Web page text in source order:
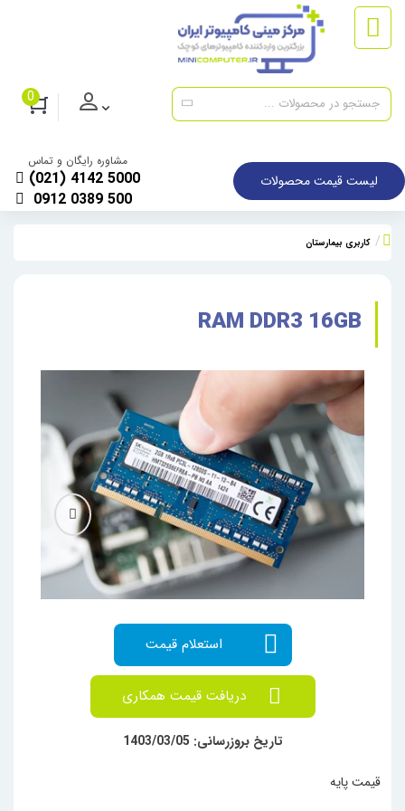
0
لیست قیمت محصولات
مشاوره رایگان و تماس
(021) 4142 5000
0912 0389 500
کاربری بیمارستان
RAM DDR3 16GB
قیمت پایه
تاریخ بروزرسانی: 1403/03/05
دریافت قیمت همکاری